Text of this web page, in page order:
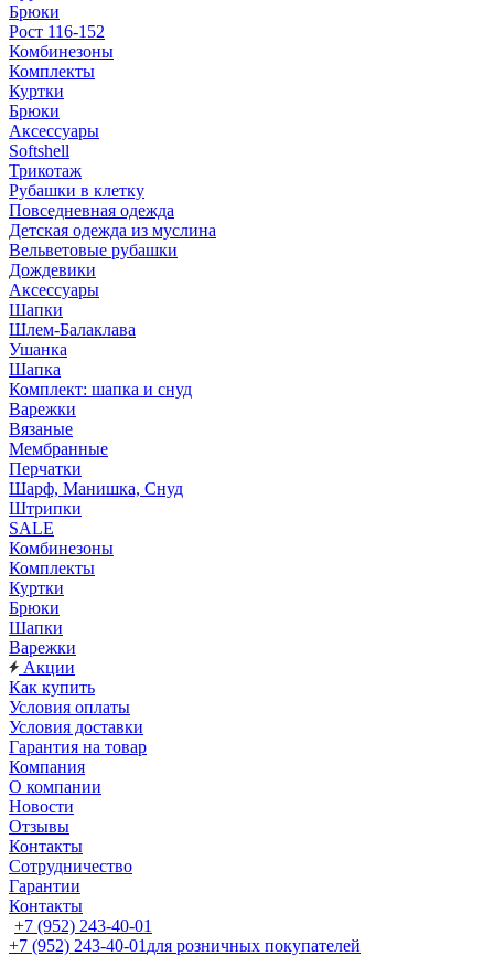
Брюки
Рост 116-152
Комбинезоны
Комплекты
Куртки
Брюки
Аксессуары
Softshell
Трикотаж
Рубашки в клетку
Повседневная одежда
Детская одежда из муслина
Вельветовые рубашки
Дождевики
Аксессуары
Шапки
Шлем-Балаклава
Ушанка
Шапка
Комплект: шапка и снуд
Варежки
Вязаные
Мембранные
Перчатки
Шарф, Манишка, Снуд
Штрипки
SALE
Комбинезоны
Комплекты
Куртки
Брюки
Шапки
Варежки
Акции
Как купить
Условия оплаты
Условия доставки
Гарантия на товар
Компания
О компании
Новости
Отзывы
Контакты
Сотрудничество
Гарантии
Контакты
+7 (952) 243-40-01
+7 (952) 243-40-01 для розничных покупателей